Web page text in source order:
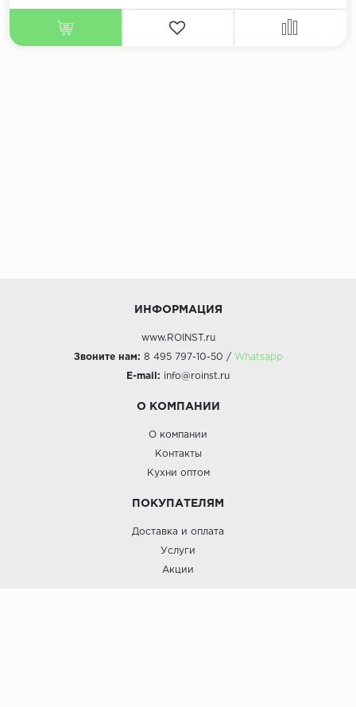
ИНФОРМАЦИЯ
www.ROINST.ru
Звоните нам: 8 495 797-10-50 / Whatsapp
E-mail: info@roinst.ru
О КОМПАНИИ
О компании
Контакты
Кухни оптом
ПОКУПАТЕЛЯМ
Доставка и оплата
Услуги
Акции